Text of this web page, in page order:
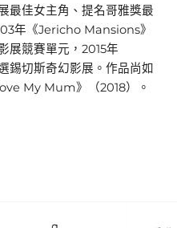
最佳女主角、提名哥雅獎最
年《Jericho Mansions》
展競賽單元，2015年
錫切斯奇幻影展。作品尚如
My Mum》（2018）。